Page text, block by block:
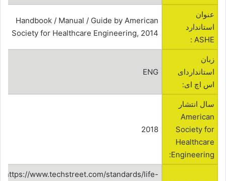
عنوان
استاندارد
ASHE :
Handbook / Manual / Guide by American
Society for Healthcare Engineering, 2014
زبان
استانداردای
اس اچ ای:
ENG
سال انتشار
American
Society for
Healthcare
Engineering:
2018
https://www.techstreet.com/standards/life-